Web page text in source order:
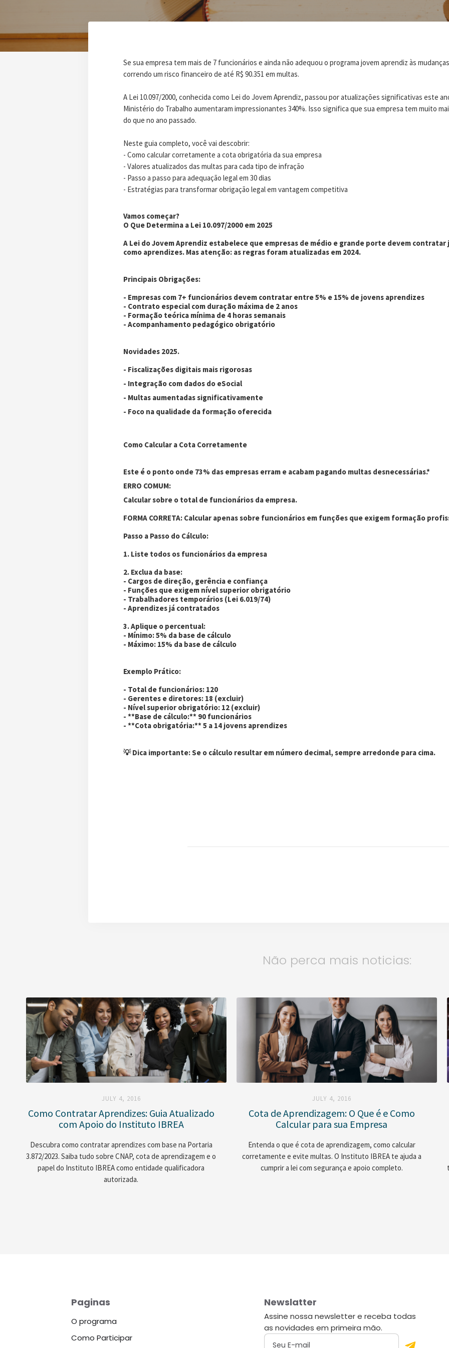
Se sua empresa tem mais de 7 funcionários e ainda não adequou o programa jovem aprendiz às
correndo um risco financeiro de até R$ 90.351 em multas.
A Lei 10.097/2000, conhecida como Lei do Jovem Aprendiz, passou por atualizações significativas este
Ministério do Trabalho aumentaram impressionantes 340%. Isso significa que sua empresa tem muito
do que no ano passado.
Neste guia completo, você vai descobrir:
- Como calcular corretamente a cota obrigatória da sua empresa
- Valores atualizados das multas para cada tipo de infração
- Passo a passo para adequação legal em 30 dias
- Estratégias para transformar obrigação legal em vantagem competitiva
Vamos começar?
O Que Determina a Lei 10.097/2000 em 2025
A Lei do Jovem Aprendiz estabelece que empresas de médio e grande porte devem contratar
como aprendizes. Mas atenção: as regras foram atualizadas em 2024.
Principais Obrigações:
- Empresas com 7+ funcionários devem contratar entre 5% e 15% de jovens aprendizes
- Contrato especial com duração máxima de 2 anos
- Formação teórica mínima de 4 horas semanais
- Acompanhamento pedagógico obrigatório
Novidades 2025.
- Fiscalizações digitais mais rigorosas
- Integração com dados do eSocial
- Multas aumentadas significativamente
- Foco na qualidade da formação oferecida
Como Calcular a Cota Corretamente
Este é o ponto onde 73% das empresas erram e acabam pagando multas desnecessárias.*
ERRO COMUM:
Calcular sobre o total de funcionários da empresa.
FORMA CORRETA: Calcular apenas sobre funcionários em funções que exigem formação
Passo a Passo do Cálculo:
1. Liste todos os funcionários da empresa
2. Exclua da base:
- Cargos de direção, gerência e confiança
- Funções que exigem nível superior obrigatório
- Trabalhadores temporários (Lei 6.019/74)
- Aprendizes já contratados
3. Aplique o percentual:
- Mínimo: 5% da base de cálculo
- Máximo: 15% da base de cálculo
Exemplo Prático:
- Total de funcionários: 120
- Gerentes e diretores: 18 (excluir)
- Nível superior obrigatório: 12 (excluir)
- **Base de cálculo:** 90 funcionários
- **Cota obrigatória:** 5 a 14 jovens aprendizes
💡Dica importante:Se o cálculo resultar em número decimal, sempre arredonde para cima.
Não perca mais noticias:
JULY 4, 2016
Como Contratar Aprendizes: Guia Atualizado
com Apoio do Instituto IBREA
Descubra como contratar aprendizes com base na Portaria
3.872/2023. Saiba tudo sobre CNAP, cota de aprendizagem e o
papel do Instituto IBREA como entidade qualificadora
autorizada.
JULY 4, 2016
Cota de Aprendizagem: O Que é e Como
Calcular para sua Empresa
Entenda o que é cota de aprendizagem, como calcular
corretamente e evite multas. O Instituto IBREA te ajuda a
cumprir a lei com segurança e apoio completo.
Paginas
O programa
Como Participar
Newslatter
Assine nossa newsletter e receba todas
as novidades em primeira mão.